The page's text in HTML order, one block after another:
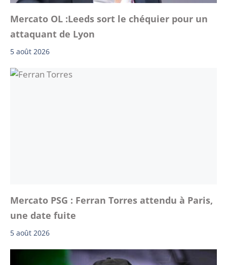
Mercato OL :Leeds sort le chéquier pour un
attaquant de Lyon
5 août 2026
Mercato PSG : Ferran Torres attendu à Paris,
une date fuite
5 août 2026